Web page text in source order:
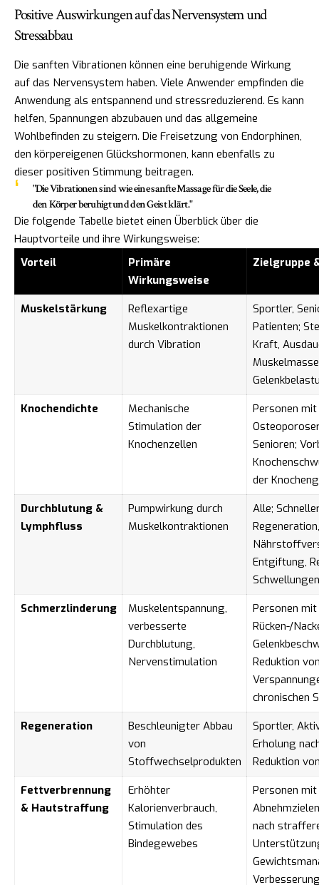
Positive Auswirkungen auf das Nervensystem und
Stressabbau
Die sanften Vibrationen können eine beruhigende Wirkung
auf das Nervensystem haben. Viele Anwender empfinden die
Anwendung als entspannend und stressreduzierend. Es kann
helfen, Spannungen abzubauen und das allgemeine
Wohlbefinden zu steigern. Die Freisetzung von Endorphinen,
den körpereigenen Glückshormonen, kann ebenfalls zu
dieser positiven Stimmung beitragen.
"Die Vibrationen sind wie eine sanfte Massage für die Seele, die
den Körper beruhigt und den Geist klärt."
Die folgende Tabelle bietet einen Überblick über die
Hauptvorteile und ihre Wirkungsweise:
Vorteil
Primäre
Wirkungsweise
Zielgruppe
Muskelstärkung
Reflexartige
Muskelkontraktionen
durch Vibration
Sportler,
Patienten;
Kraft,
Knochendichte
Mechanische
Stimulation der
Knochenzellen
Personen mit
Senioren;
der
Durchblutung &
Lymphfluss
Pumpwirkung durch
Muskelkontraktionen
Alle;
Entgiftung,
Schwellungen
Schmerzlinderung
Muskelentspannung,
verbesserte
Durchblutung,
Nervenstimulation
Personen mit
Rücken-/
Reduktion
chronischen
Regeneration
Beschleunigter Abbau
von
Stoffwechselprodukten
Sportler,
Erholung
Reduktion
Fettverbrennung
& Hautstraffung
Erhöhter
Kalorienverbrauch,
Stimulation des
Bindegewebes
Personen mit
nach